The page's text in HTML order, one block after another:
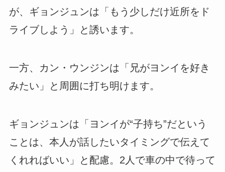
が、ギョンジュンは「もう少しだけ近所をド
ライブしよう」と誘います。
一方、カン・ウンジンは「兄がヨンイを好き
みたい」と周囲に打ち明けます。
ギョンジュンは「ヨンイが“子持ち”だという
ことは、本人が話したいタイミングで伝えて
くれればいい」と配慮。2人で車の中で待って